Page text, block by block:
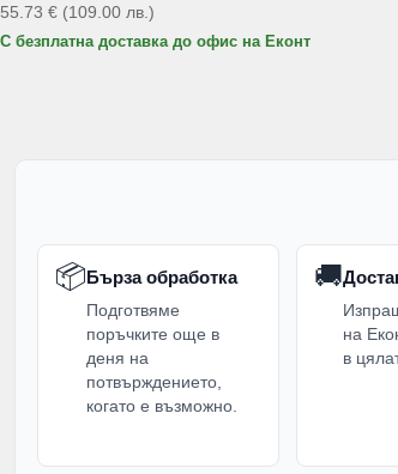
55.73 € (109.00 лв. )
С безплатна доставка до офис на Еконт
📦Бърза обработка
Подготвяме
поръчките още в
деня на
потвърждението,
когато е възможно.
🚚
на
в